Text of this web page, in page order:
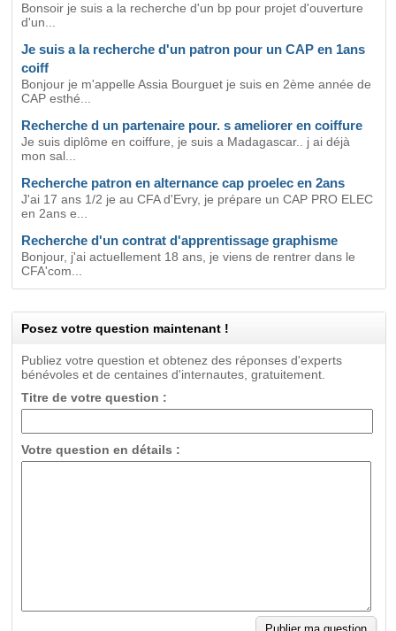
Bonsoir je suis a la recherche d'un bp pour projet d'ouverture
d'un...
Je suis a la recherche d'un patron pour un CAP en 1ans
coiff
Bonjour je m'appelle Assia Bourguet je suis en 2ème année de
CAP esthé...
Recherche d un partenaire pour. s ameliorer en coiffure
Je suis diplôme en coiffure, je suis a Madagascar.. j ai déjà
mon sal...
Recherche patron en alternance cap proelec en 2ans
J'ai 17 ans 1/2 je au CFA d'Evry, je prépare un CAP PRO ELEC
en 2ans e...
Recherche d'un contrat d'apprentissage graphisme
Bonjour, j'ai actuellement 18 ans, je viens de rentrer dans le
CFA'com...
Posez votre question maintenant !
Publiez votre question et obtenez des réponses d'experts
bénévoles et de centaines d'internautes, gratuitement.
Titre de votre question :
Votre question en détails :